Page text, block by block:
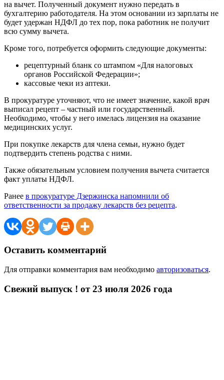
на вычет. Полученный документ нужно передать в
бухгалтерию работодателя. На этом основании из зарплаты не
будет удержан НДФЛ до тех пор, пока работник не получит
всю сумму вычета.
Кроме того, потребуется оформить следующие документы:
рецептурный бланк со штампом «Для налоговых
органов Российской Федерации»;
кассовые чеки из аптеки.
В прокуратуре уточняют, что не имеет значение, какой врач
выписал рецепт – частный или государственный.
Необходимо, чтобы у него имелась лицензия на оказание
медицинских услуг.
При покупке лекарств для члена семьи, нужно будет
подтвердить степень родства с ними.
Также обязательным условием получения вычета считается
факт уплаты НДФЛ.
Ранее в прокуратуре Дзержинска напомнили об
ответственности за продажу лекарств без рецепта.
Оставить комментарий
Для отправки комментария вам необходимо авторизоваться.
Свежий выпуск ! от 23 июля 2026 года